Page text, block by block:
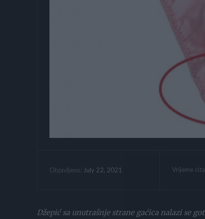
Objavljeno: July 22, 2021 Vrijeme
Džepić sa unutrašnje strane gaćica nalazi se